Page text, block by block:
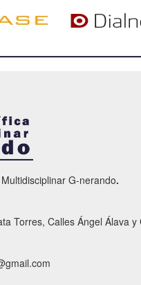
G-nerando.
Torres, Calles Ángel Álava